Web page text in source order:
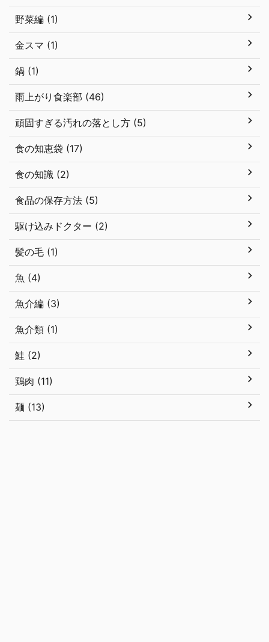
野菜編 (1)
金スマ (1)
鍋 (1)
雨上がり食楽部 (46)
頑固すぎる汚れの落とし方 (5)
食の知恵袋 (17)
食の知識 (2)
食品の保存方法 (5)
駆け込みドクター (2)
髪の毛 (1)
魚 (4)
魚介編 (3)
魚介類 (1)
鮭 (2)
鶏肉 (11)
麺 (13)